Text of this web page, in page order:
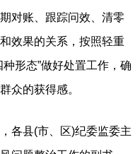
对账、跟踪问效、清零
效果的关系，按照轻重
形态”做好处置工作，确
众的获得感。
县(市、区)纪委监委主